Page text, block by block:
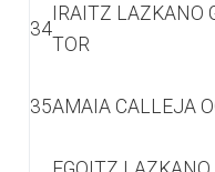
34
IRAITZ LAZKANO
TOR
35AMAIA CALLEJA